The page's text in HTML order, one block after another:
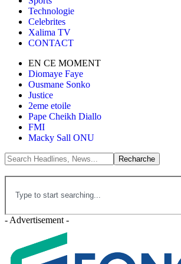
Technologie
Celebrites
Xalima TV
CONTACT
EN CE MOMENT
Diomaye Faye
Ousmane Sonko
Justice
2eme etoile
Pape Cheikh Diallo
FMI
Macky Sall ONU
- Advertisement -